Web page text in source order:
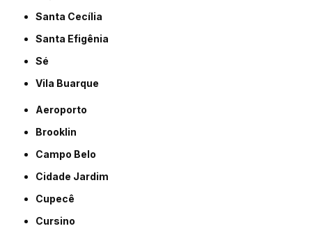
Santa Cecília
Santa Efigênia
Sé
Vila Buarque
Aeroporto
Brooklin
Campo Belo
Cidade Jardim
Cupecê
Cursino